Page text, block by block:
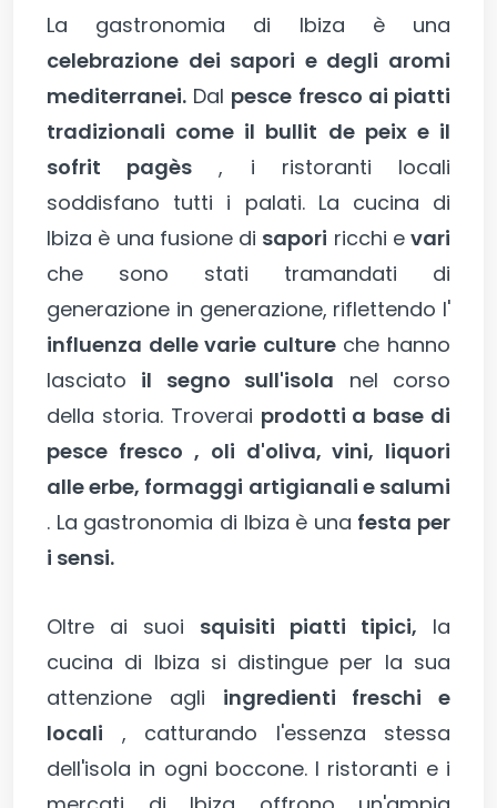
La gastronomia di Ibiza è una
celebrazione dei sapori e degli aromi
mediterranei. Dal pesce fresco ai piatti
tradizionali come il bullit de peix e il
sofrit pagès , i ristoranti locali
soddisfano tutti i palati. La cucina di
Ibiza è una fusione di sapori ricchi e vari
che sono stati tramandati di
generazione in generazione, riflettendo l'
influenza delle varie cultureche hanno
lasciato il segno sull'isola nel corso
della storia. Troverai prodotti a base di
pesce fresco , oli d'oliva, vini, liquori
alle erbe, formaggi artigianali e salumi
. La gastronomia di Ibiza è una festa per
i sensi.
Oltre ai suoi squisiti piatti tipici, la
cucina di Ibiza si distingue per la sua
attenzione agli ingredienti freschi e
locali , catturando l'essenza stessa
dell'isola in ogni boccone. I ristoranti e i